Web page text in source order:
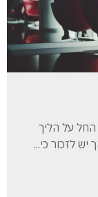
החל על הליך
יש לזכור כי...